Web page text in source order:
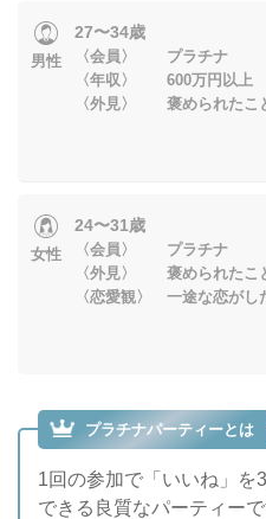
男性
27〜34歳
〈会員〉 プラチナ
〈年収〉 600万円以上
〈外見〉 褒められたこ
女性
24〜31歳
〈会員〉 プラチナ
〈外見〉 褒められたこ
〈恋愛観〉 一途な恋がし
プラチナパーティーとは
1回の参加で「いいね」を
できる良質なパーティーで